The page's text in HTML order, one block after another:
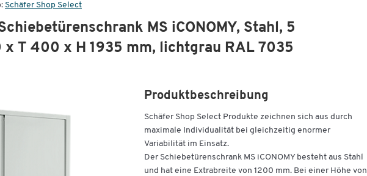
Schäfer Shop Select
MS iCONOMY, Stahl, 5
x T 400 x H 1935 mm, lichtgrau RAL 7035
Produktbeschreibung
Schäfer Shop Select Produkte zeichnen sich aus durch
maximale Individualität bei gleichzeitig enormer
Variabilität im Einsatz.
Der Schiebetürenschrank MS iCONOMY besteht aus Stahl
und hat eine Extrabreite von 1200 mm. Bei einer Höhe von